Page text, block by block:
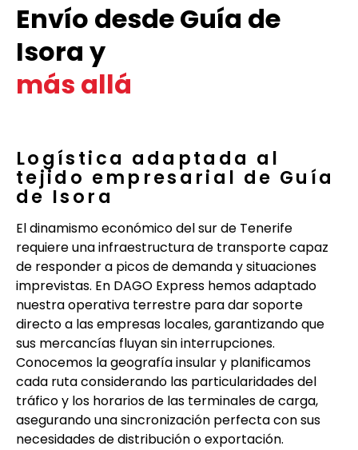
Envío desde Guía de
Isora y
más allá
Logística adaptada al
tejido empresarial de Guía
de Isora
El dinamismo económico del sur de Tenerife
requiere una infraestructura de transporte capaz
de responder a picos de demanda y situaciones
imprevistas. En DAGO Express hemos adaptado
nuestra operativa terrestre para dar soporte
directo a las empresas locales, garantizando que
sus mercancías fluyan sin interrupciones.
Conocemos la geografía insular y planificamos
cada ruta considerando las particularidades del
tráfico y los horarios de las terminales de carga,
asegurando una sincronización perfecta con sus
necesidades de distribución o exportación.